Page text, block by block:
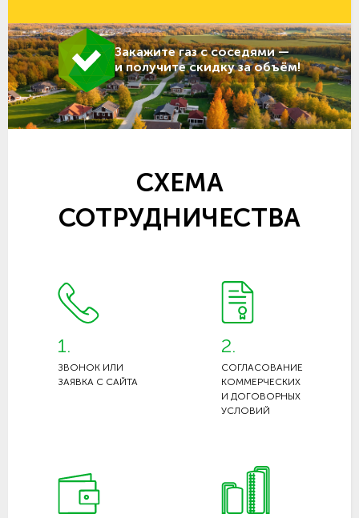
Закажите газ с соседями —
и получите скидку за объём!
СХЕМА
СОТРУДНИЧЕСТВА
1.
ЗВОНОК ИЛИ
ЗАЯВКА С САЙТА
2.
СОГЛАСОВАНИЕ
КОММЕРЧЕСКИХ
И ДОГОВОРНЫХ
УСЛОВИЙ